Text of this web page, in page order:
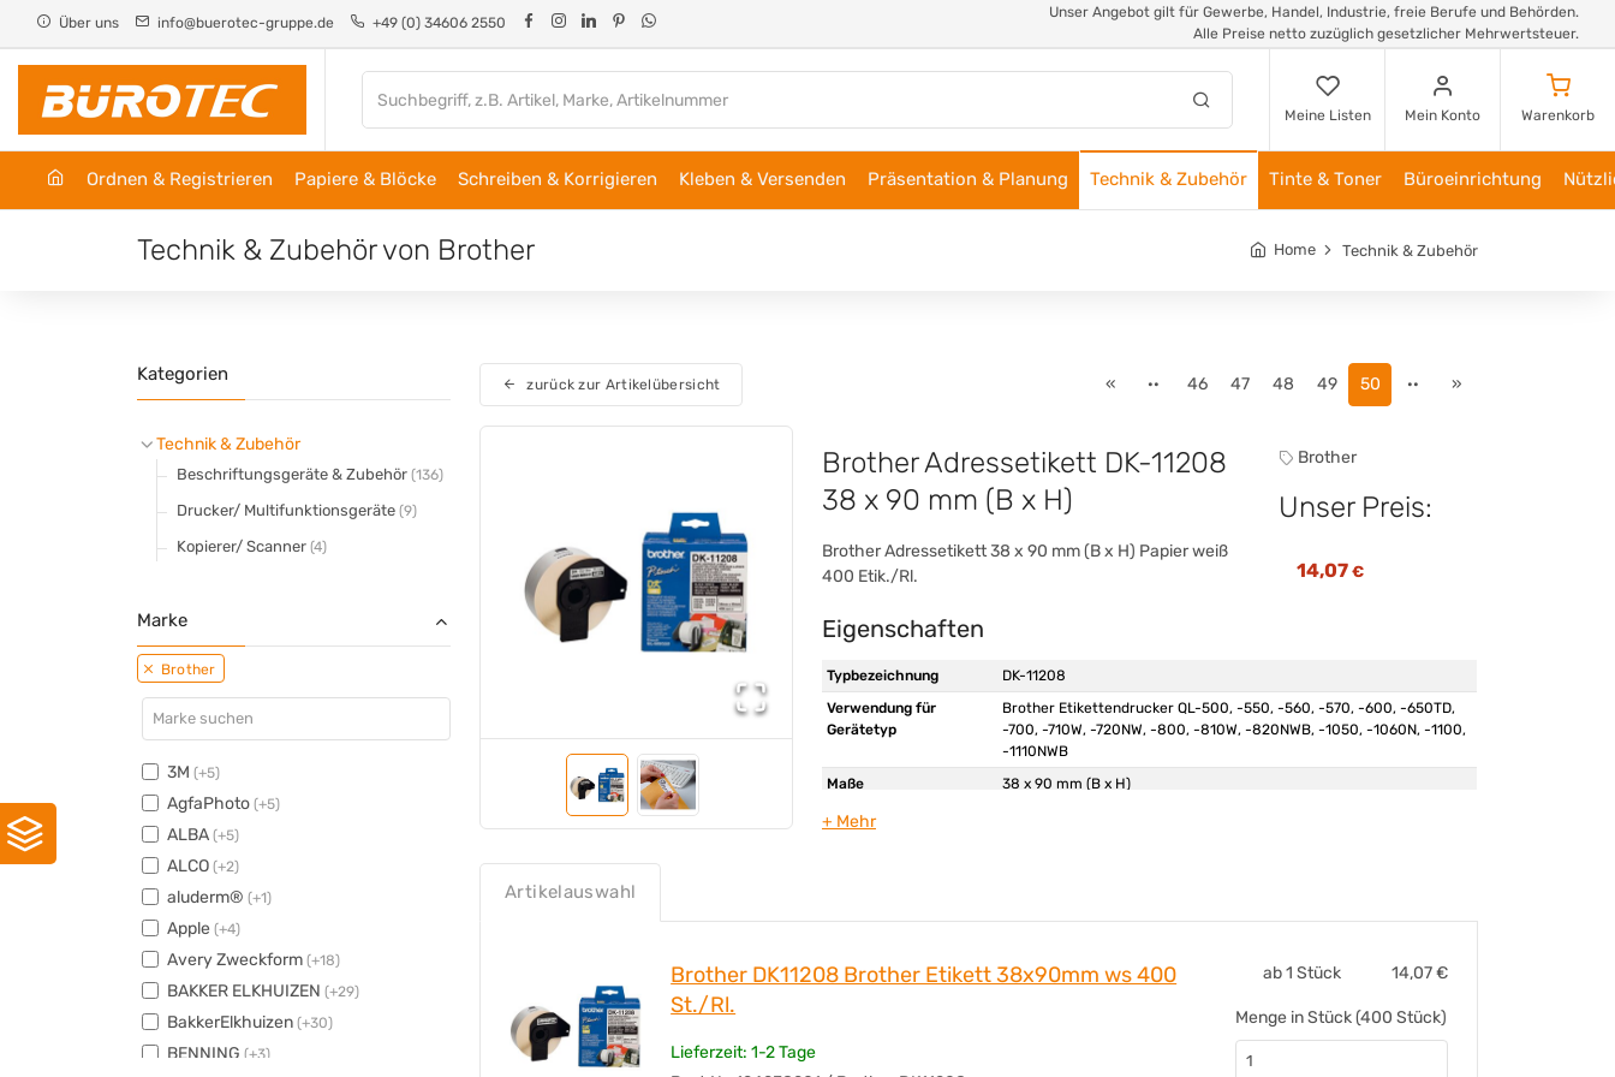
Über uns info@buerotec-gruppe.de +49 (0) 34606 2550
Unser Angebot gilt für Gewerbe, Handel, Industrie, freie Berufe und Behörden.
Alle Preise netto zuzüglich gesetzlicher Mehrwertsteuer.
Meine Listen Mein Konto Warenkorb
Ordnen & Registrieren Papiere & Blöcke Schreiben & Korrigieren Kleben & Versenden Präsentation & Planung Technik & Zubehör Tinte & Toner Büroeinrichtung
Technik & Zubehör von Brother Home Technik & Zubehör
Kategorien
Technik & Zubehör
Beschriftungsgeräte & Zubehör (136)
Drucker/ Multifunktionsgeräte (9)
Kopierer/ Scanner (4)
Marke
Brother
3M (+5)
AgfaPhoto (+5)
ALBA (+5)
ALCO (+2)
aluderm® (+1)
Apple (+4)
Avery Zweckform (+18)
BAKKER ELKHUIZEN (+29)
BakkerElkhuizen (+30)
BENNING (+3)
zurück zur Artikelübersicht « ·· 46 47 48 49 50 ·· »
Brother Adressetikett DK-11208
38 x 90 mm (B x H)
Brother Adressetikett 38 x 90 mm (B x H) Papier weiß
400 Etik./Rl.
Brother
Unser Preis:
14,07€
Eigenschaften
Typbezeichnung
DK-11208
Verwendung für
Gerätetyp
Brother Etikettendrucker QL-500, -550, -560, -570, -600, -650TD,
-700, -710W, -720NW, -800, -810W, -820NWB, -1050, -1060N, -1100,
-1110NWB
Maße
38 x 90 mm (B x H)
Werkstoff
Angaben zur
brother
Artikelauswahl
Brother DK11208 Brother Etikett 38x90mm ws 400
St./Rl.
Lieferzeit: 1-2 Tage
ab 1 Stück 14,07€
Menge in Stück (400 Stück)
Cookie-Einstellungen